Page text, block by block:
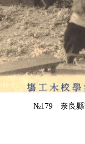
№179 奈良縣